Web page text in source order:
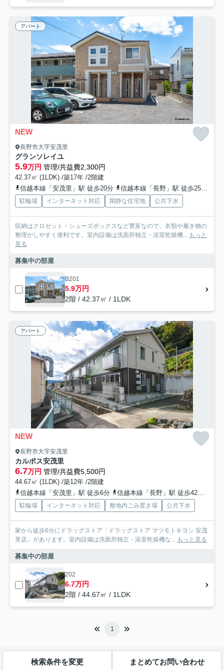
アパート
NEW
長野市大字安茂里
グランソレイユ
5.9万円 管理/共益費2,300円
42.37㎡ (1LDK) /築17年 /2階建
信越本線「安茂里」駅 徒歩20分
信越本線「長野」駅 徒歩25分
駐輪場 インターネット対応 閑静な住宅地 公共下水
収納はクロゼット・シューズボックスなど豊富なので、衣類や履き物の
整理がしやすく便利です。室内設備は洗面所独立・浴室乾燥機... もっと
見る
募集中の部屋
B201
5.9万円
2階 / 42.37㎡ / 1LDK
アパート
NEW
長野市大字安茂里
カルポス安茂里
6.7万円 管理/共益費5,500円
44.67㎡ (1LDK) /築12年 /2階建
信越本線「安茂里」駅 徒歩6分
信越本線「長野」駅 徒歩42分
駐輪場 インターネット対応 敷地内ごみ置き場 公共下水
家から徒歩6分にドラッグストア「ドラッグストア マツモトキヨシ 安茂
里店」があります。室内設備は洗面所独立・浴室乾燥機な... もっと見る
募集中の部屋
202
6.7万円
2階 / 44.67㎡ / 1LDK
1
検索条件を変更 まとめてお問い合わせ